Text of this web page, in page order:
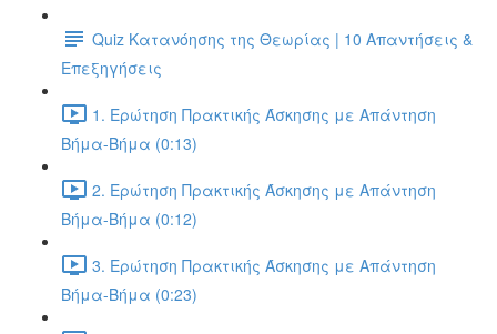
Quiz Κατανόησης της Θεωρίας | 10 Απαντήσεις &
Επεξηγήσεις
1. Ερώτηση Πρακτικής Άσκησης με Απάντηση
Βήμα-Βήμα (0:13)
2. Ερώτηση Πρακτικής Άσκησης με Απάντηση
Βήμα-Βήμα (0:12)
3. Ερώτηση Πρακτικής Άσκησης με Απάντηση
Βήμα-Βήμα (0:23)